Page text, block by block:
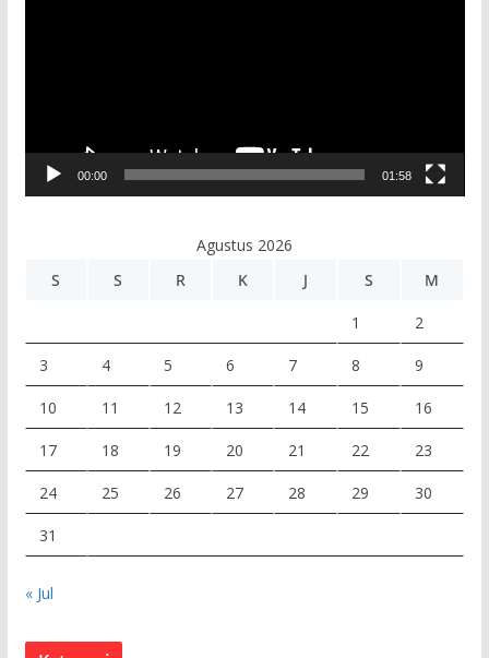
V
00:00 01:58
Agustus 2026
S
S R K J S M
1 2
3 4 5 6 7 8 9
10 11 12 13 14 15 16
17 18 19 20 21 22 23
24 25 26 27 28 29 30
31
« Jul